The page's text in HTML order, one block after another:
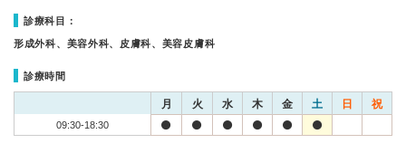
診療科目：
形成外科、美容外科、皮膚科、美容皮膚科
診療時間
月 火 水 木 金 土 日 祝
09:30-18:30